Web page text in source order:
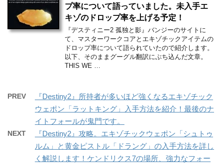
プ率について語っていました。未入手エ
キゾのドロップ率を上げる予定！
『デスティニー2 孤独と影』バンジーのサイトに
て、マスターワークコアとエキゾチックアイテムの
ドロップ率について語られていたので紹介します。
以下、そのままグーグル翻訳にぶち込んだ文章。
THIS WE …
PREV
『Destiny2』所持者が多いほど強くなるエキゾチック
ウェポン「ラットキング」入手方法を紹介！最後のナ
イトフォールが鬼門です。
NEXT
『Destiny2』攻略。エキゾチックウェポン「シュトゥ
ルム」と黄金ピストル「ドラング」の入手方法を詳し
く解説します！ケンドリクス7の場所、強力なフォー